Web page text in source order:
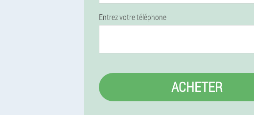
Entrez votre téléphone
ACHETER